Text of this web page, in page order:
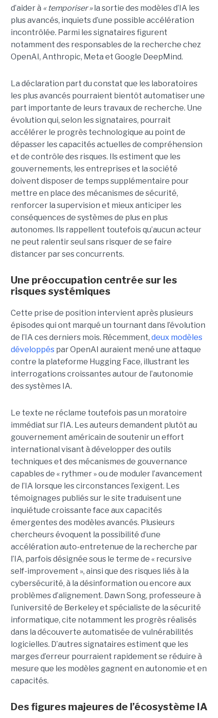
d’aider à « temporiser »la sortie des modèles d’IA les
plus avancés, inquiets d’une possible accélération
incontrôlée. Parmi les signataires figurent
notamment des responsables de la recherche chez
OpenAI, Anthropic, Meta et Google DeepMind.
La déclaration part du constat que les laboratoires
les plus avancés pourraient bientôt automatiser une
part importante de leurs travaux de recherche. Une
évolution qui, selon les signataires, pourrait
accélérer le progrès technologique au point de
dépasser les capacités actuelles de compréhension
et de contrôle des risques. Ils estiment que les
gouvernements, les entreprises et la société
doivent disposer de temps supplémentaire pour
mettre en place des mécanismes de sécurité,
renforcer la supervision et mieux anticiper les
conséquences de systèmes de plus en plus
autonomes. Ils rappellent toutefois qu’aucun acteur
ne peut ralentir seul sans risquer de se faire
distancer par ses concurrents.
Une préoccupation centrée sur les
risques systémiques
Cette prise de position intervient après plusieurs
épisodes qui ont marqué un tournant dans l’évolution
de l’IA ces derniers mois. Récemment, deux modèles
développéspar OpenAI auraient mené une attaque
contre la plateforme Hugging Face, illustrant les
interrogations croissantes autour de l’autonomie
des systèmes IA.
Le texte ne réclame toutefois pas un moratoire
immédiat sur l’IA. Les auteurs demandent plutôt au
gouvernement américain de soutenir un effort
international visant à développer des outils
techniques et des mécanismes de gouvernance
capables de « rythmer » ou de moduler l’avancement
de l’IA lorsque les circonstances l’exigent. Les
témoignages publiés sur le site traduisent une
inquiétude croissante face aux capacités
émergentes des modèles avancés. Plusieurs
chercheurs évoquent la possibilité d’une
accélération auto-entretenue de la recherche par
l’IA, parfois désignée sous le terme de « recursive
self-improvement », ainsi que des risques liés à la
cybersécurité, à la désinformation ou encore aux
problèmes d’alignement. Dawn Song, professeure à
l’université de Berkeley et spécialiste de la sécurité
informatique, cite notamment les progrès réalisés
dans la découverte automatisée de vulnérabilités
logicielles. D’autres signataires estiment que les
marges d’erreur pourraient rapidement se réduire à
mesure que les modèles gagnent en autonomie et en
capacités.
Des figures majeures de l’écosystème IA